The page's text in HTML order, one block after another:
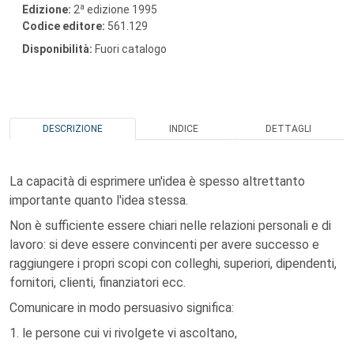
Edizione: 2a edizione 1995
Codice editore: 561.129
Disponibilità: Fuori catalogo
DESCRIZIONE INDICE DETTAGLI
La capacità di esprimere un'idea è spesso altrettanto
importante quanto l'idea stessa.
Non è sufficiente essere chiari nelle relazioni personali e di
lavoro: si deve essere convincenti per avere successo e
raggiungere i propri scopi con colleghi, superiori, dipendenti,
fornitori, clienti, finanziatori ecc.
Comunicare in modo persuasivo significa:
1. le persone cui vi rivolgete vi ascoltano,